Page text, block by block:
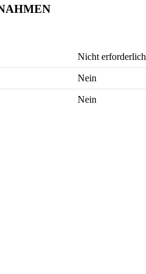
Nicht erforderlich
Nein
Nein